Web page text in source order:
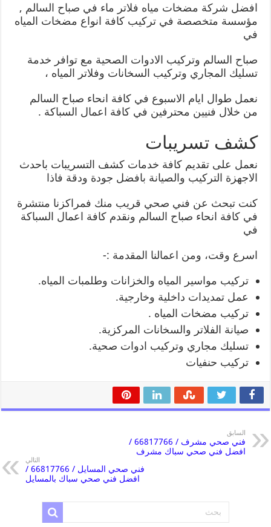
افضل شركة مضخات مياه فلاتر ماء في صباح السالم ,
مؤسسة متخصصة في تركيب كافة انواع مضخات المياه
في
صباح السالم وتركيب الادوات الصحية مع توافر خدمة
تسليك المجاري وتركيب السخانات وفلاتر المياه ،
نعمل طوال ايام الاسبوع في كافة انحاء صباح السالم
من خلال فنيين محترفين في كافة اعمال السباكة .
كشف تسريبات
نعمل على تقديم كافة خدمات كشف التسريبات باحدث
الاجهزة التركيب والصيانة بافضل جودة ودقة فاذا
كنت تبحث عن فني صحي قريب منك فمراكزنا منتشرة
في كافة انحاء صباح السالم ونقدم كافة اعمال السباكة
في
اسرع وقت، ومن اعمالنا المقدمة :-
تركيب مواسير المياه والخزانات وطلمبات المياه.
عمل تمديدات داخلية وخارجية.
تركيب مضخات المياه .
صيانة الفلاتر والسخانات المركزية.
تسليك مجاري وتركيب ادوات صحية.
تركيب حنفيات
السابق
فني صحي مشرف / 66817766 /
افضل فني صحي سباك مشرف
التالي
فني صحي المسايل / 66817766 /
افضل فني صحي سباك بالمسايل